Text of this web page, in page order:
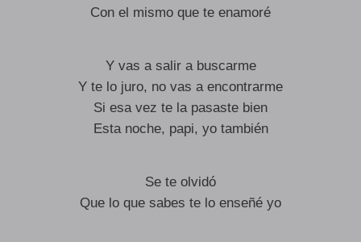
Con el mismo que te enamoré
Y vas a salir a buscarme
Y te lo juro, no vas a encontrarme
Si esa vez te la pasaste bien
Esta noche, papi, yo también
Se te olvidó
Que lo que sabes te lo enseñé yo